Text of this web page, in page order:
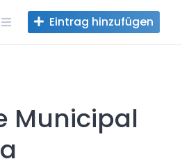
Eintrag hinzufügen
Municipal